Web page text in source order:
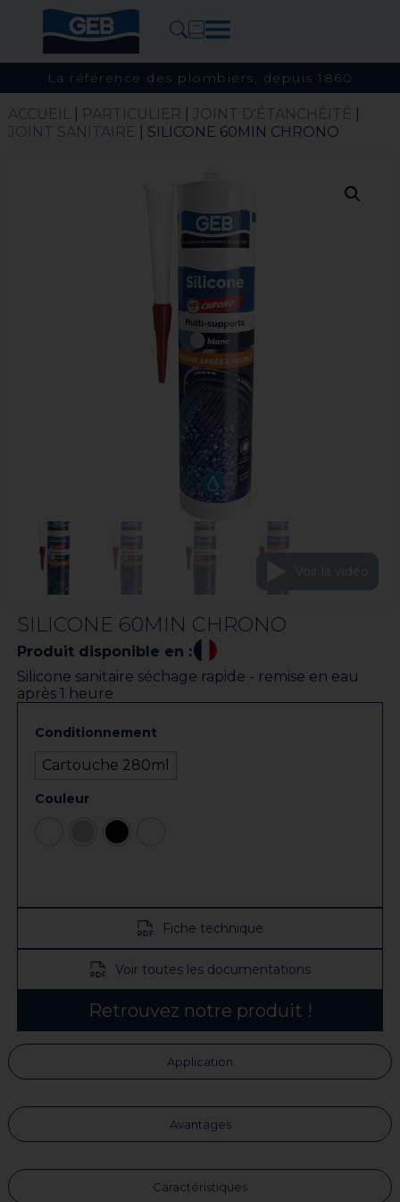
La référence des plombiers, depuis 1860
ACCUEIL| PARTICULIER JOINT D'ÉTANCHÉITÉ
JOINT SANITAIRE
| SILICONE 60MIN CHRONO
SILICONE 60MIN CHRONO
Produit disponible en :
Silicone sanitaire séchage rapide - remise en eau
après 1 heure
Conditionnement
Cartouche 280ml
Couleur
Fiche technique
Voir toutes les documentations
Retrouvez notre produit !
Application
Avantages
Caractéristiques